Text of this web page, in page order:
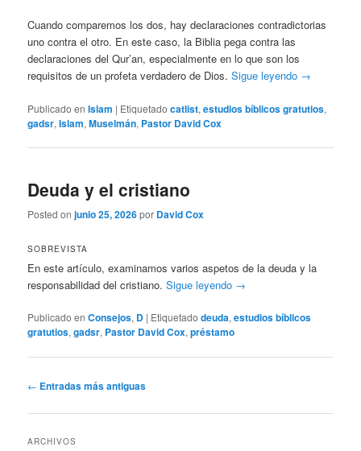
Cuando comparemos los dos, hay declaraciones contradictorias
uno contra el otro. En este caso, la Biblia pega contra las
declaraciones del Qur’an, especialmente en lo que son los
requisitos de un profeta verdadero de Dios.Sigue leyendo →
Publicado en Islam | Etiquetado catlist,estudios bíblicos gratutios,
gadsr,Islam,Muselmán, Pastor David Cox
Deuda y el cristiano
Posted onjunio 25, 2026por David Cox
SOBREVISTA
En este artículo, examinamos varios aspetos de la deuda y la
responsabilidad del cristiano.Sigue leyendo →
Publicado en Consejos, D | Etiquetado deuda,estudios bíblicos
gratutios,gadsr, Pastor David Cox,préstamo
Navegación
entradas
← Entradas más antiguas
ARCHIVOS